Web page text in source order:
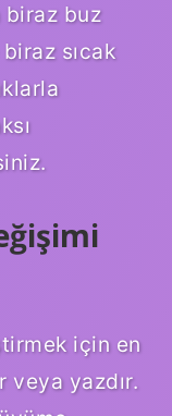
biraz buz
sıcak
için en
yazdır.